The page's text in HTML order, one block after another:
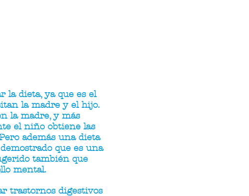
la dieta, ya que es el
la madre y el hijo.
la madre, y más
el niño obtiene las
además una dieta
que es una
también que
mental.
trastornos digestivos